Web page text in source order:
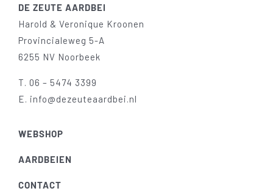
DE ZEUTE AARDBEI
Harold & Veronique Kroonen
Provincialeweg 5-A
6255 NV Noorbeek
T. 06 – 5474 3399
E. info@dezeuteaardbei.nl
WEBSHOP
AARDBEIEN
CONTACT